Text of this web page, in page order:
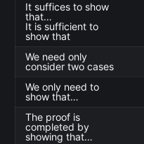
It suffices to show
that…
It is sufficient to
show that
We need only
consider two cases
We only need to
show that…
The proof is
completed by
showing that…